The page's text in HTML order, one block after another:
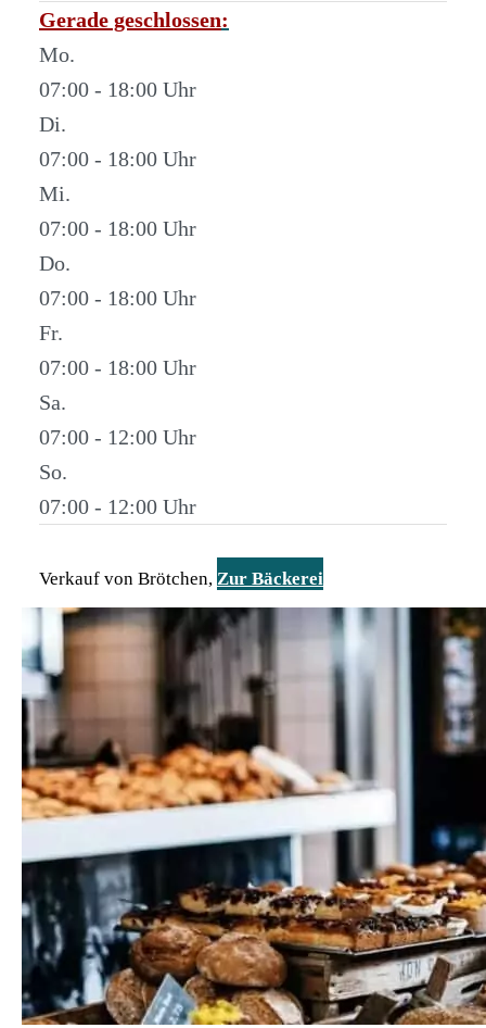
Gerade geschlossen:
Mo.
07:00 - 18:00
Di.
07:00 - 18:00
Mi.
07:00 - 18:00
Do.
07:00 - 18:00
Fr.
07:00 - 18:00
Sa.
07:00 - 12:00
So.
07:00 - 12:00
Verkauf von Brötchen, Zur Bäckerei